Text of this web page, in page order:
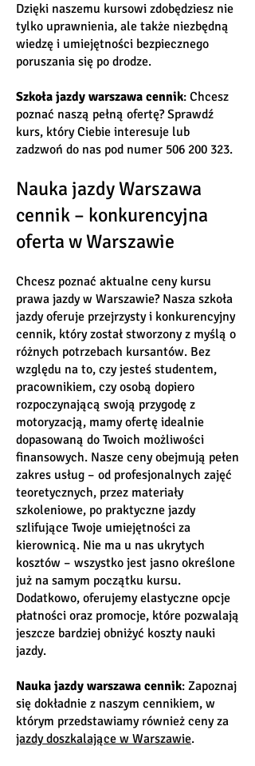
Dzięki naszemu kursowi zdobędziesz nie
tylko uprawnienia, ale także niezbędną
wiedzę i umiejętności bezpiecznego
poruszania się po drodze.
Szkoła jazdy warszawa cennik: Chcesz
poznać naszą pełną ofertę? Sprawdź
kurs, który Ciebie interesuje lub
zadzwoń do nas pod numer 506 200 323.
Nauka jazdy Warszawa
cennik – konkurencyjna
oferta w Warszawie
Chcesz poznać aktualne ceny kursu
prawa jazdy w Warszawie? Nasza szkoła
jazdy oferuje przejrzysty i konkurencyjny
cennik, który został stworzony z myślą o
różnych potrzebach kursantów. Bez
względu na to, czy jesteś studentem,
pracownikiem, czy osobą dopiero
rozpoczynającą swoją przygodę z
motoryzacją, mamy ofertę idealnie
dopasowaną do Twoich możliwości
finansowych. Nasze ceny obejmują pełen
zakres usług – od profesjonalnych zajęć
teoretycznych, przez materiały
szkoleniowe, po praktyczne jazdy
szlifujące Twoje umiejętności za
kierownicą. Nie ma u nas ukrytych
kosztów – wszystko jest jasno określone
już na samym początku kursu.
Dodatkowo, oferujemy elastyczne opcje
płatności oraz promocje, które pozwalają
jeszcze bardziej obniżyć koszty nauki
jazdy.
Nauka jazdy warszawa cennik: Zapoznaj
się dokładnie z naszym cennikiem, w
którym przedstawiamy również ceny za
jazdy doszkalające w Warszawie.